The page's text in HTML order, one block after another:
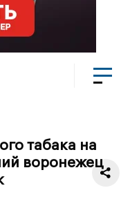
табака на
воронежец